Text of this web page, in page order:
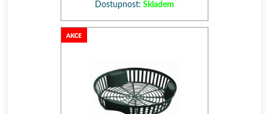
Dostupnost: Skladem